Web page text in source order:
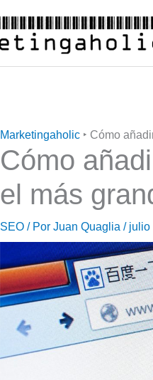
Marketingaholic‣ Cómo
Cómo
el más
SEO/ Por Juan Quaglia / julio